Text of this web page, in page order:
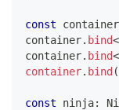
const container
container. bind<
container. bind<
container. bind (
const ninja: